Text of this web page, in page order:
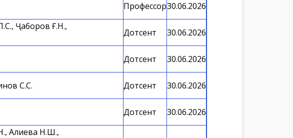
Профессор30.06.2026
Ҷаборов Ғ.Н.,
Дотсент
30.06.2026
Дотсент
30.06.2026
С.С. Дотсент
30.06.2026
Дотсент 30.06.2026
Алиева Н.Ш.,